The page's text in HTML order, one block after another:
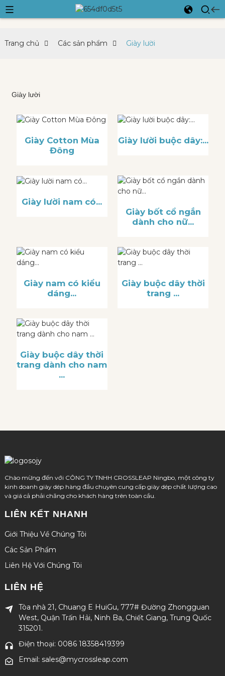
Trang chủ Các sản phẩm Giày lười
Giày lười
Giày Cotton Mùa
Đông
Giày lười buộc dây:...
Giày lười nam có...
Giày bốt cổ ngắn
dành cho nữ...
Giày nam có kiểu
dáng...
Giày buộc dây thời
trang ...
Giày buộc dây thời
trang dành cho nam
...
Chào mừng đến với CÔNG TY TNHH CROSSLEAP Ningbo, một công ty
kinh doanh giày dép hàng đầu chuyên cung cấp giày dép chất lượng cao
và giá cả phải chăng cho khách hàng trên toàn cầu.
LIÊN KẾT NHANH
Giới Thiệu Về Chúng Tôi
Các Sản Phẩm
Liên Hệ Với Chúng Tôi
LIÊN HỆ
Tòa nhà 21, Chuang E HuiGu, 777# Đường Zhongguan
West, Quận Trấn Hải, Ninh Ba, Chiết Giang, Trung Quốc
315201.
Điện thoại: 0086 18358419399
Email: sales@mycrossleap.com